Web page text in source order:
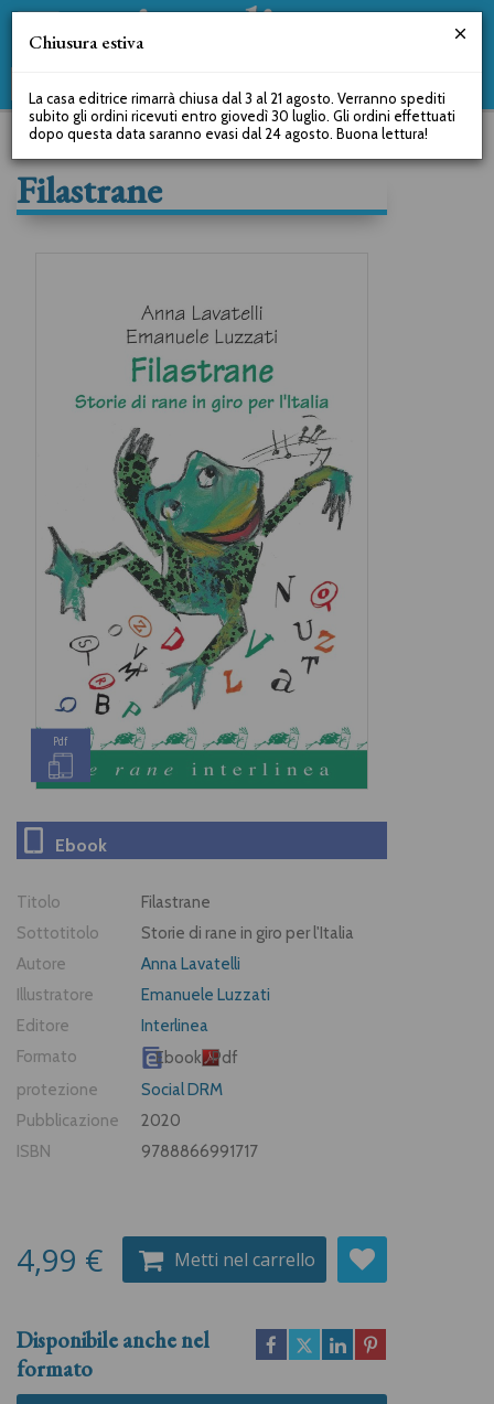
Filastrane
Pdf
Ebook
Titolo
Filastrane
Sottotitolo
Storie di rane in giro per l'Italia
Autore
Anna Lavatelli
Illustratore
Emanuele Luzzati
Editore
Interlinea
Formato
Ebook Pdf
protezione
Social DRM
Pubblicazione
2020
ISBN
9788866991717
4,99 € Metti nel carrello
Disponibile anche nel
formato
Chiusura estiva
La casa editrice rimarrà chiusa dal 3 al 21 agosto. Verranno spediti
subito gli ordini ricevuti entro giovedì 30 luglio. Gli ordini effettuati
dopo questa data saranno evasi dal 24 agosto. Buona lettura!